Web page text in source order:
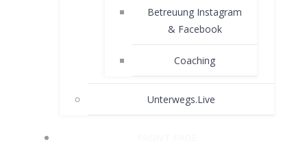
Betreuung Instagram
& Facebook
Coaching
Unterwegs.Live